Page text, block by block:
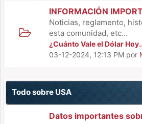
INFORMACIÓN
Noticias, reglamento,
esta comunidad, etc...
¿Cuánto Vale el Dólar
03-12-2024, 12:13 PM por
Todo sobre USA
Datos importantes